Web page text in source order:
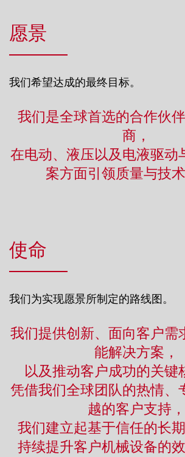
愿景
我们希望达成的最终目标。
我们是全球首选的合作伙
商，
在电动、液压以及电液驱动
案方面引领质量与技术
使命
我们为实现愿景所制定的路线图。
我们提供创新、面向客户需
能解决方案，
以及推动客户成功的关键
凭借我们全球团队的热情、
越的客户支持，
我们建立起基于信任的长
持续提升客户机械设备的效